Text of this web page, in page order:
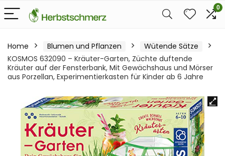
0
Home Blumen und Pflanzen
Wütende Sätze
KOSMOS 632090 – Kräuter-Garten, Züchte duftende
Kräuter auf der Fensterbank, Mit Gewächshaus und Mörser
aus Porzellan, Experimentierkasten für Kinder ab 6 Jahre